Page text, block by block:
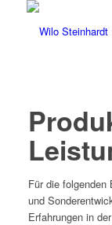
Für die
und
Erfahrun­gen in